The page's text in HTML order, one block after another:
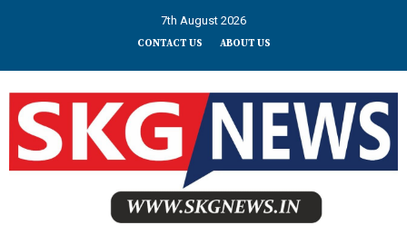
7th August 2026
CONTACT US ABOUT US